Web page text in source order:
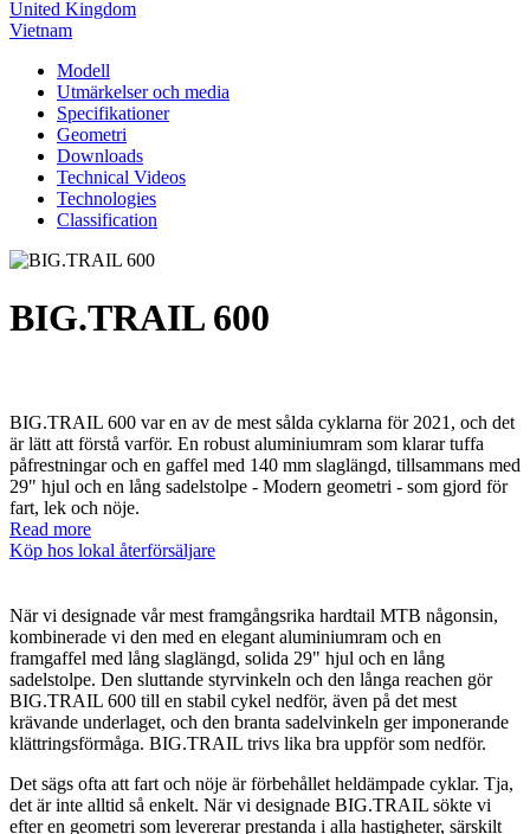
United Kingdom
Vietnam
Modell
Utmärkelser och media
Specifikationer
Geometri
Downloads
Technical Videos
Technologies
Classification
BIG.TRAIL 600
BIG.TRAIL 600 var en av de mest sålda cyklarna för 2021, och det
är lätt att förstå varför. En robust aluminiumram som klarar tuffa
påfrestningar och en gaffel med 140 mm slaglängd, tillsammans med
29" hjul och en lång sadelstolpe - Modern geometri - som gjord för
fart, lek och nöje.
Read more
Köp hos lokal återförsäljare
När vi designade vår mest framgångsrika hardtail MTB någonsin,
kombinerade vi den med en elegant aluminiumram och en
framgaffel med lång slaglängd, solida 29" hjul och en lång
sadelstolpe. Den sluttande styrvinkeln och den långa reachen gör
BIG.TRAIL 600 till en stabil cykel nedför, även på det mest
krävande underlaget, och den branta sadelvinkeln ger imponerande
klättringsförmåga. BIG.TRAIL trivs lika bra uppför som nedför.
Det sägs ofta att fart och nöje är förbehållet heldämpade cyklar. Tja,
det är inte alltid så enkelt. När vi designade BIG.TRAIL sökte vi
efter en geometri som levererar prestanda i alla hastigheter, särskilt